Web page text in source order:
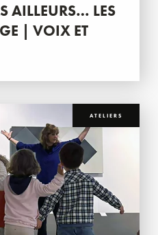
AILLEURS… LES
| VOIX ET
ATELIERS